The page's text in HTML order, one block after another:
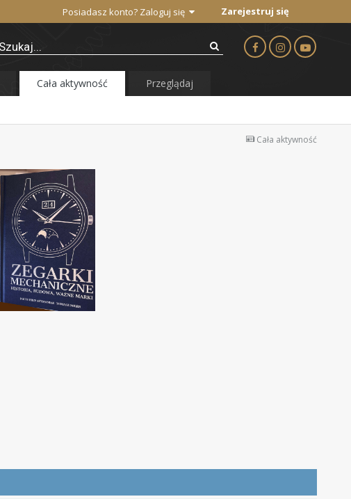
Posiadasz konto? Zaloguj się Zarejestruj się
Cała aktywność Przeglądaj
Cała aktywność